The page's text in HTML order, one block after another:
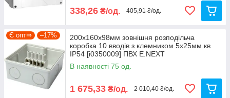
338,26 ₴/од. 405,91 ₴/од.
Є опт⇒ –17%
200х160х98мм зовнішня розподільча
коробка 10 вводів з клемником 5х25мм.кв
IP54 [i0350009] ПВХ E.NEXT
e.industrial.db.925.k
В наявності 75 од.
1 675,33 ₴/од. 2 010,40 ₴/од.